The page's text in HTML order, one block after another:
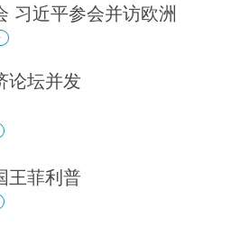
习近平参会并访欧洲
论坛并发
王菲利普